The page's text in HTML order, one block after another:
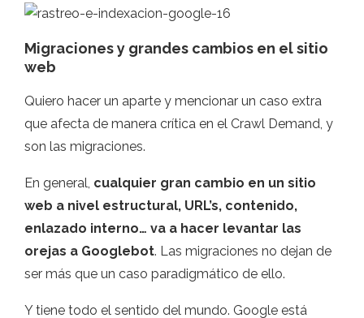
Migraciones y grandes cambios en el sitio
web
Quiero hacer un aparte y mencionar un caso extra
que afecta de manera crítica en el Crawl Demand, y
son las migraciones.
En general, cualquier gran cambio en un sitio
web a nivel estructural, URL’s, contenido,
enlazado interno… va a hacer levantar las
orejas a Googlebot. Las migraciones no dejan de
ser más que un caso paradigmático de ello.
Y tiene todo el sentido del mundo. Google está